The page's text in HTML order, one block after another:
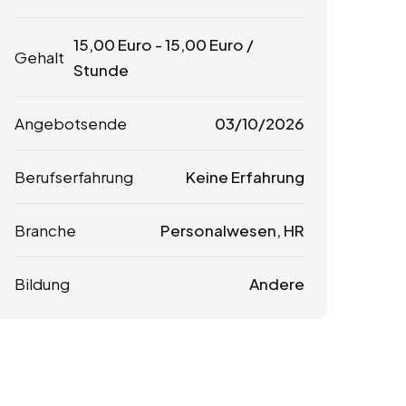
Gehalt
15,00 Euro -15,00 Euro /
Stunde
Angebotsende 03/10/2026
Berufserfahrung Keine Erfahrung
Branche Personalwesen, HR
Bildung Andere